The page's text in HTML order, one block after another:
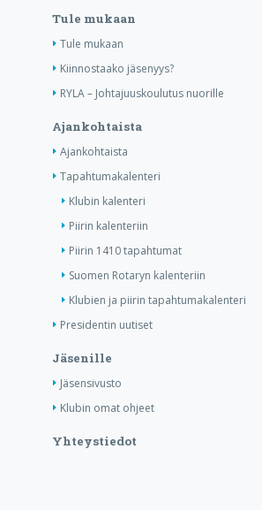
Tule mukaan
Tule mukaan
Kiinnostaako jäsenyys?
RYLA – Johtajuuskoulutus nuorille
Ajankohtaista
Ajankohtaista
Tapahtumakalenteri
Klubin kalenteri
Piirin kalenteriin
Piirin 1410 tapahtumat
Suomen Rotaryn kalenteriin
Klubien ja piirin tapahtumakalenteri
Presidentin uutiset
Jäsenille
Jäsensivusto
Klubin omat ohjeet
Yhteystiedot